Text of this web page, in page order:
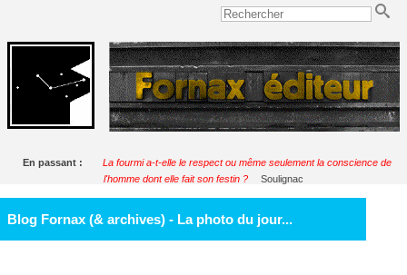
En passant :
La fourmi a-t-elle le respect ou même seulement la conscience de
l'homme dont elle fait son festin ?
Soulignac
Blog Fornax (& archives) - La photo du jour...